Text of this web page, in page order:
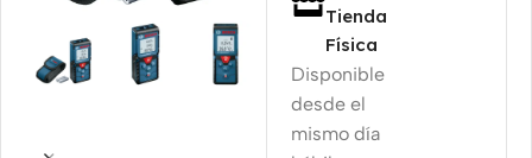
Tienda
Física
Disponible
desde el
mismo día